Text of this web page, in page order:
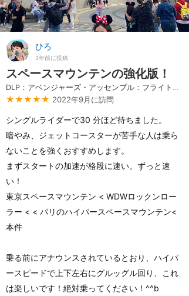
ひろ
3年前に投稿
スペースマウンテンの強化版！
DLP：アベンジャーズ・アッセンブル：フライト・フォース
★★★★★ 2022年9月に訪問
シングルライダーで30 分ほど待ちました。
暗やみ、ジェットコースターが苦手な人は乗ら
ないことを強くおすすめします。
まずスタートの加速が格段に速い。ずっと速
い！
東京スペースマウンテン < WDWロックンロー
ラー < < パリのハイパースペースマウンテン<
本件
乗る前にアナウンスされているとおり、ハイパ
ースピードで上下左右にグルッグル回り、これ
は楽しいです！絶対乗ってください！^^b